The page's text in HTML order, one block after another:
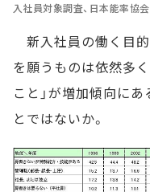
入社員対象調査、日本能率協会
新入社員の働く目的
を願うものは依然多
こと」が増加傾向にあ
とではないか。